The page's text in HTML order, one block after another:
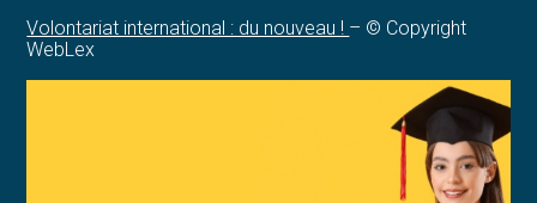
Volontariat international : du nouveau ! – © Copyright
WebLex